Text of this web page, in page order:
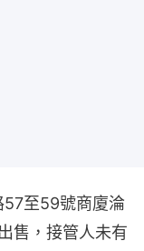
至59號商廈淪
售，接管人未有